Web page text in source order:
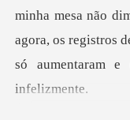
Histórico
Sair
minha mesa não
agora, os registros